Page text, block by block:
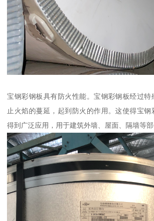
宝钢彩钢板具有防火性能。宝钢彩钢板经过特
止火焰的蔓延，起到防火的作用。这使得宝钢
得到广泛应用，用于建筑外墙、屋面、隔墙等部